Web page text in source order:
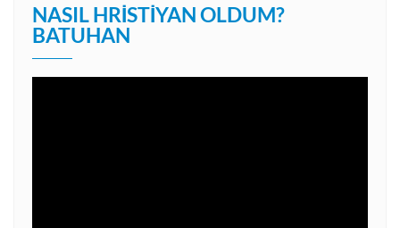
NASIL HRISTIYAN OLDUM?
BATUHAN